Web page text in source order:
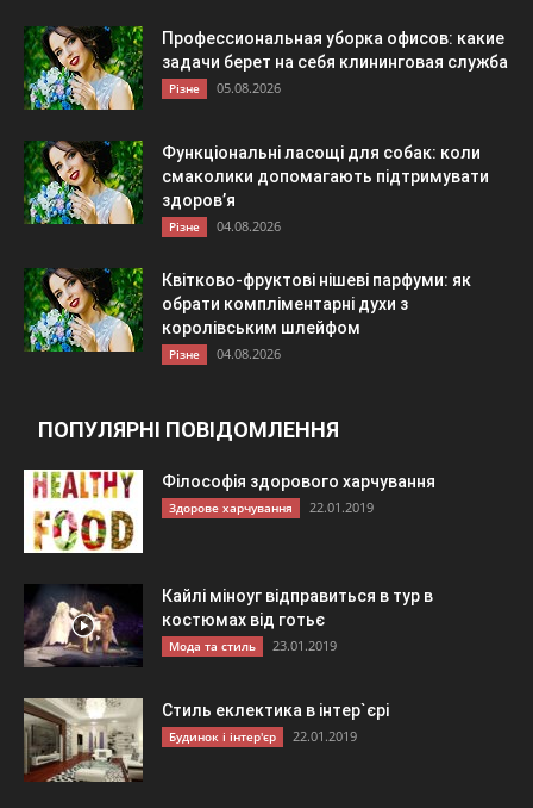
Профессиональная уборка офисов: какие
задачи берет на себя клининговая служба
Різне 05.08.2026
Функціональні ласощі для собак: коли
смаколики допомагають підтримувати
здоров’я
Різне 04.08.2026
Квітково-фруктові нішеві парфуми: як
обрати компліментарні духи з
королівським шлейфом
Різне 04.08.2026
ПОПУЛЯРНІ ПОВІДОМЛЕННЯ
Філософія здорового харчування
Здорове харчування 22.01.2019
Кайлі міноуг відправиться в тур в
костюмах від готьє
Мода та стиль 23.01.2019
Стиль еклектика в інтер`єрі
Будинок і інтер'єр 22.01.2019